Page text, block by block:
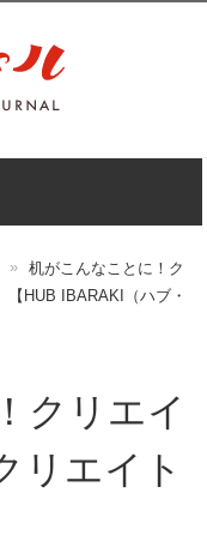
机がこんなことに！ク
HUB IBARAKI（ハブ・
クリエイ
リエイト